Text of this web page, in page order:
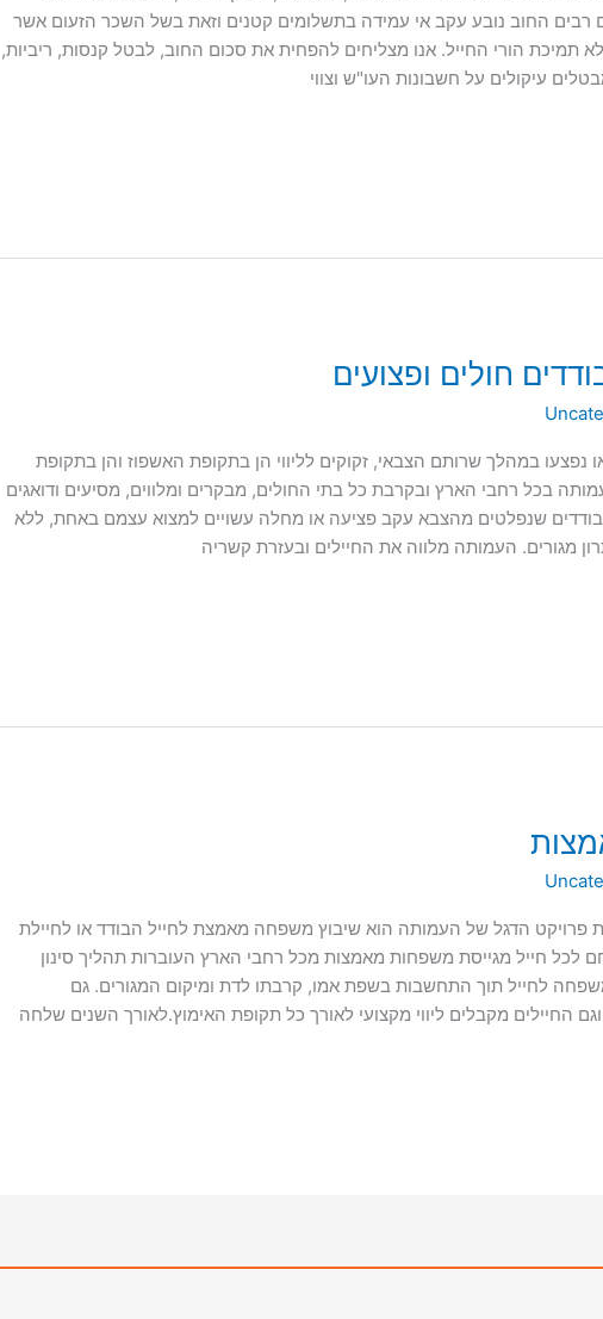
רבים החוב נובע עקב אי עמידה בתשלומים קטנים וזאת בשל השכר הזעום אשר
תמיכת הורי החייל. אנו מצליחים להפחית את סכום החוב, לבטל קנסות, ריביות,
עיקולים על חשבונות העו"ש וצווי
חולים ופצועים
נפצעו במהלך שרותם הצבאי, זקוקים לליווי הן בתקופת האשפוז והן בתקופת
בכל רחבי הארץ ובקרבת כל בתי החולים, מבקרים ומלווים, מסיעים ודואגים
שנפלטים מהצבא עקב פציעה או מחלה עשויים למצוא עצמם באחת, ללא
מגורים. העמותה מלווה את החיילים ובעזרת קשריה
הדגל של העמותה הוא שיבוץ משפחה מאמצת לחייל הבודד או לחיילת
לכל חייל מגייסת משפחות מאמצות מכל רחבי הארץ העוברות תהליך סינון
לחייל תוך התחשבות בשפת אמו, קרבתו לדת ומיקום המגורים. גם
החיילים מקבלים ליווי מקצועי לאורך כל תקופת האימוץ.לאורך השנים שלחה